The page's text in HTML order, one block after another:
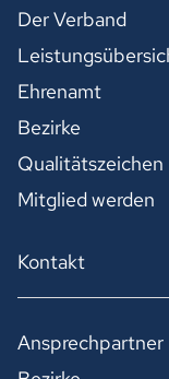
Der Verband
Ehrenamt
Bezirke
Qualitätszeichen
Mitglied werden
Kontakt
Ansprechpartner